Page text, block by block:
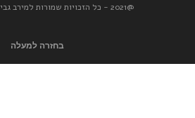
@2021 - כל הזכויות שמורות למירב גביש | ביצוע
בחזרה למעלה